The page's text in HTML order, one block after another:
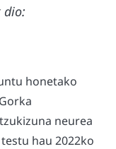
dio:
honetako
neurea
hau 2022ko